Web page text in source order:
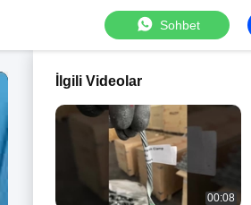
Sohbet
İlgili Videolar
00:08